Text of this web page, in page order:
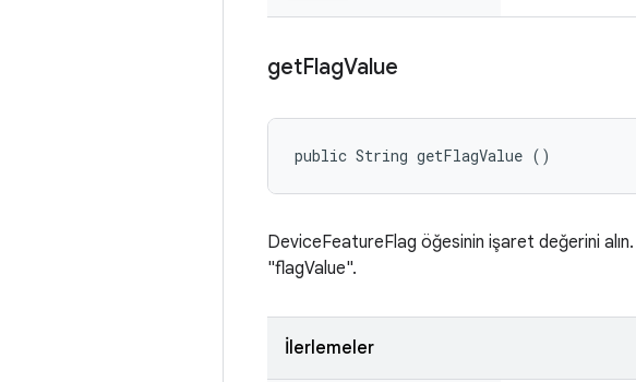
getFlagValue
public String getFlagValue ()
DeviceFeatureFlag öğesinin işaret değerini
"flagValue".
İlerlemeler